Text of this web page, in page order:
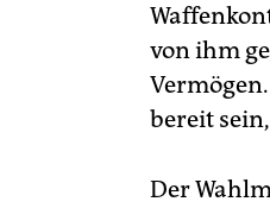
von ihm
bereit
Der